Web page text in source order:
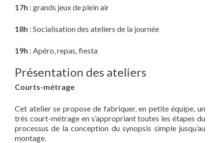
17h : grands jeux de plein air
18h : Socialisation des ateliers de la journée
19h : Apéro, repas, fiesta
Présentation des ateliers
Courts-métrage
Cet atelier se propose de fabriquer, en petite équipe, un
très court-métrage en s’appropriant toutes les étapes du
processus de la conception du synopsis simple jusqu’au
montage.